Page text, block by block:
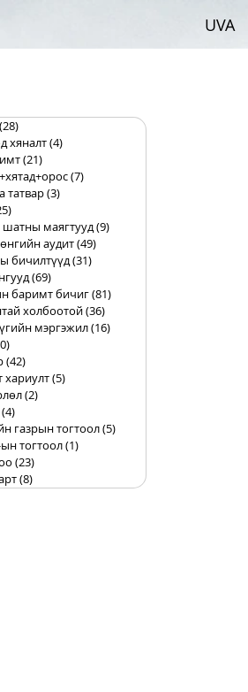
UVA
(28)
хяналт(4)
(21)
(7)
татвар(3)
шатны маягтууд(9)
аудит(49)
бичилтүүд(31)
(69)
баримт бичиг(81)
холбоотой(36)
мэргэжил(16)
(42)
хариулт(5)
(2)
(4)
газрын тогтоол(5)
тогтоол(1)
(23)
(8)